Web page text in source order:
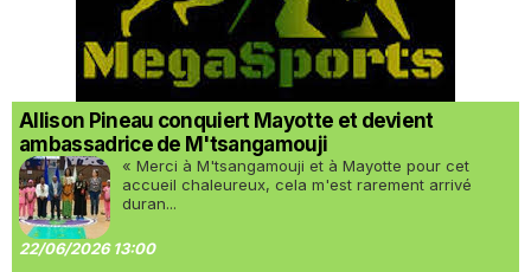
Allison Pineau conquiert Mayotte et devient
ambassadrice de M'tsangamouji
« Merci à M'tsangamouji et à Mayotte pour cet
accueil chaleureux, cela m'est rarement arrivé
duran...
22/06/2026 13:00